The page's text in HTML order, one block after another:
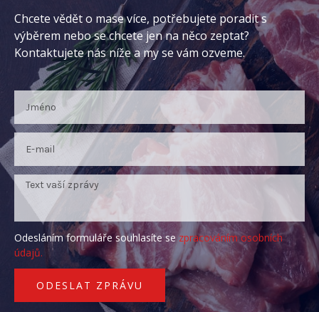
Chcete vědět o mase více, potřebujete poradit s
výběrem nebo se chcete jen na něco zeptat?
Kontaktujete nás níže a my se vám ozveme.
Odesláním formuláře souhlasíte sezpracováním osobních
údajů.
ODESLAT ZPRÁVU